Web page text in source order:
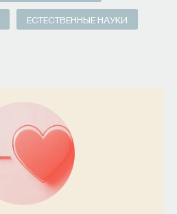
ЕСТЕСТВЕННЫЕ НАУКИ